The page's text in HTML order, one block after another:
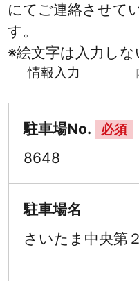
にてご連絡させて
す。
※絵文字は入力しな
情報入力
駐車場No. 必須
8648
駐車場名
さいたま中央第